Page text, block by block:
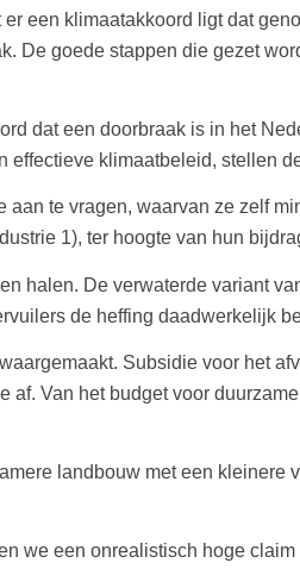
een klimaatakkoord ligt dat
De goede stappen die gezet
dat een doorbraak is in het
klimaatbeleid, stellen
te vragen, waarvan ze zelf
1), ter hoogte van hun
halen. De verwaterde variant
de heffing daadwerkelijk
Subsidie voor het
Van het budget voor
landbouw met een kleinere
we een onrealistisch hoge